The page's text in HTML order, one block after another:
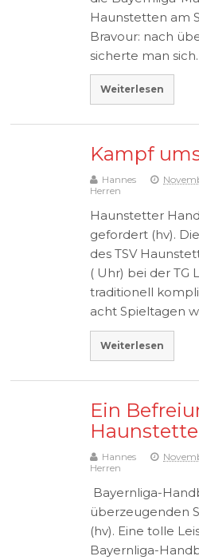
Haunstetten am
Bravour: nach
sicherte man
Weiterlesen
Kampf
Hannes
Herren
Haunstetter
gefordert (hv).
des TSV
( Uhr) bei der TG
traditionell
acht Spieltagen
Weiterlesen
Ein
Hannes
Herren
Bayernliga-
überzeugenden
(hv). Eine tolle
Bayernliga-